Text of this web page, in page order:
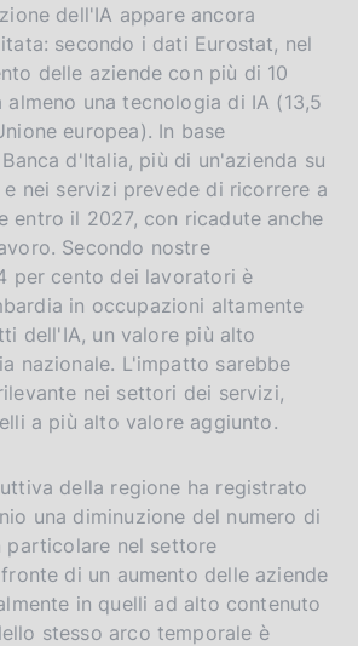
dell'IA appare ancora
secondo i dati Eurostat, nel
delle aziende con più di 10
una tecnologia di IA (13,5
europea). In base
d'Italia, più di un'azienda su
nei servizi prevede di ricorrere a
entro il 2027, con ricadute anche
Secondo nostre
per cento dei lavoratori è
in occupazioni altamente
dell'IA, un valore più alto
nazionale. L'impatto sarebbe
nei settori dei servizi,
a più alto valore aggiunto.
della regione ha registrato
una diminuzione del numero di
particolare nel settore
di un aumento delle aziende
in quelli ad alto contenuto
stesso arco temporale è